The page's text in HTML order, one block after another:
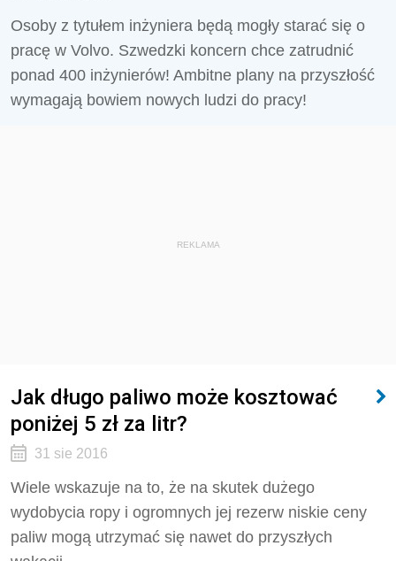
Osoby z tytułem inżyniera będą mogły starać się o
pracę w Volvo. Szwedzki koncern chce zatrudnić
ponad 400 inżynierów! Ambitne plany na przyszłość
wymagają bowiem nowych ludzi do pracy!
REKLAMA
Jak długo paliwo może kosztować
poniżej 5 zł za litr?
31 sie 2016
Wiele wskazuje na to, że na skutek dużego
wydobycia ropy i ogromnych jej rezerw niskie ceny
paliw mogą utrzymać się nawet do przyszłych